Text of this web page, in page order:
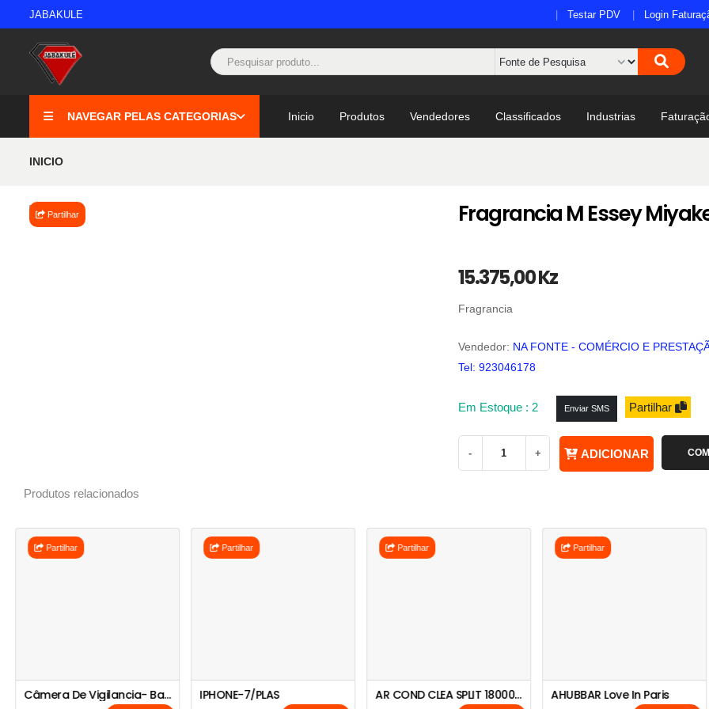
JABAKULE Testar PDV Login
NAVEGAR PELAS CATEGORIAS Inicio Produtos Vendedores Classificados Industrias
INICIO
Partilhar Fragrancia M Essey
15.375,00 Kz
Fragrancia
Vendedor: NA FONTE - COMÉRCIO E
Tel: 923046178
Em Estoque : 2 Enviar SMS Partilhar
- + ADICIONAR
Produtos relacionados
Partilhar
Câmera De Vigilancia- Bateria Solar
Partilhar
IPHONE-7/PLAS
Partilhar
AR COND CLEA SPLIT 18000BTU CL01ACSP18KXA11-SKD
Partilhar
AHUBBAR Love In Paris